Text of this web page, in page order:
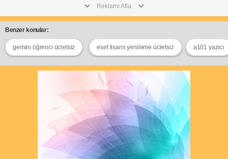
Reklamı Atla
Benzer konular:
gemini öğrenci ücretsiz eset lisans yenileme ücretsiz a101 yazıcı